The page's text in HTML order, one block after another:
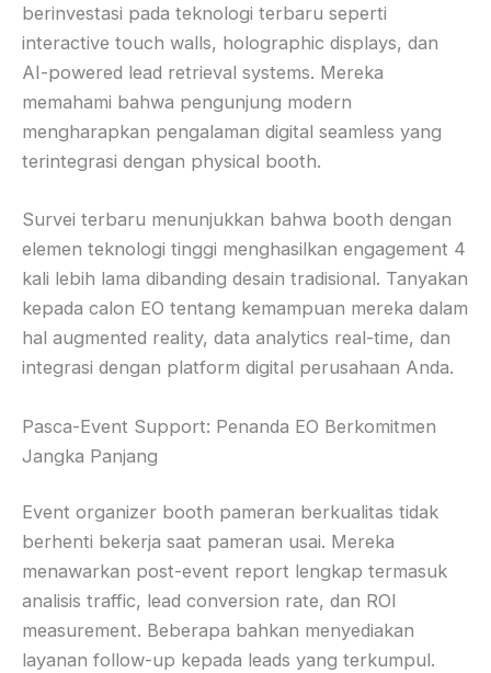
berinvestasi pada teknologi terbaru seperti
interactive touch walls, holographic displays, dan
AI-powered lead retrieval systems. Mereka
memahami bahwa pengunjung modern
mengharapkan pengalaman digital seamless yang
terintegrasi dengan physical booth.
Survei terbaru menunjukkan bahwa booth dengan
elemen teknologi tinggi menghasilkan engagement 4
kali lebih lama dibanding desain tradisional. Tanyakan
kepada calon EO tentang kemampuan mereka dalam
hal augmented reality, data analytics real-time, dan
integrasi dengan platform digital perusahaan Anda.
Pasca-Event Support: Penanda EO Berkomitmen
Jangka Panjang
Event organizer booth pameran berkualitas tidak
berhenti bekerja saat pameran usai. Mereka
menawarkan post-event report lengkap termasuk
analisis traffic, lead conversion rate, dan ROI
measurement. Beberapa bahkan menyediakan
layanan follow-up kepada leads yang terkumpul.